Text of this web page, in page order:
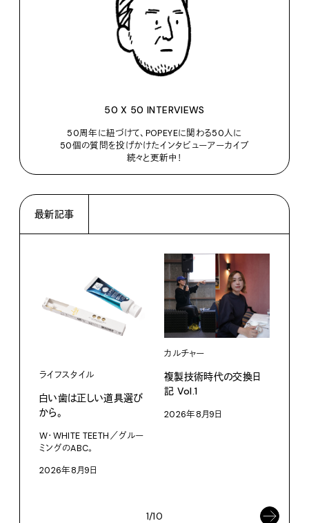
50 X 50 INTERVIEWS
50周年に紐づけて、POPEYEに関わる50人に
50個の質問を投げかけたインタビューアーカイブ
続々と更新中！
最新記事
ライフスタイル
白い歯は正しい道具選び
から。
W・WHITE TEETH／グルー
ミングのABC。
2026年8月9日
カルチャー
複製技術時代の交換日
記 Vol.1
2026年8月9日
1/10